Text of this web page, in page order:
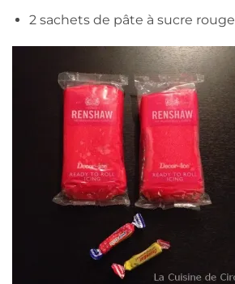
2 sachets de pâte à sucre rouge